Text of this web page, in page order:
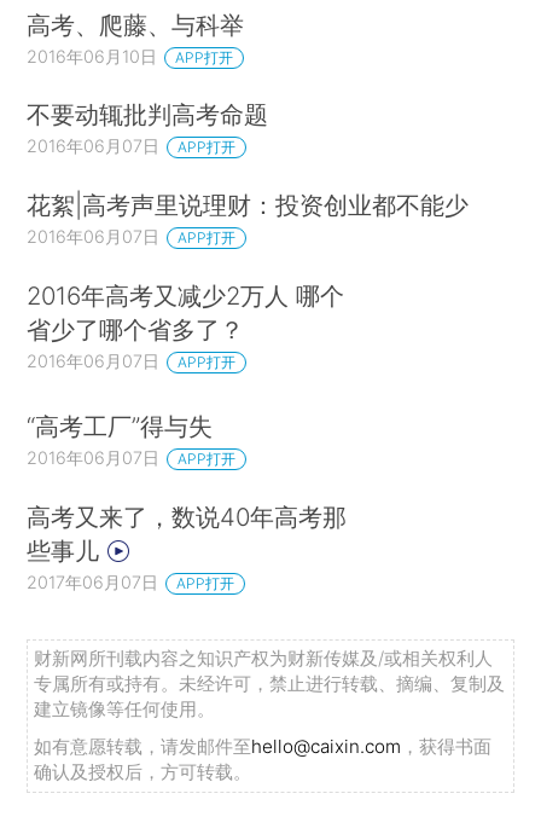
高考、爬藤、与科举
2016年06月10日 APP打开
不要动辄批判高考命题
2016年06月07日 APP打开
花絮|高考声里说理财：投资创业都不能少
2016年06月07日 APP打开
2016年高考又减少2万人 哪个
省少了哪个省多了？
2016年06月07日 APP打开
“高考工厂”得与失
2016年06月07日 APP打开
高考又来了，数说40年高考那
些事儿
2017年06月07日 APP打开
财新网所刊载内容之知识产权为财新传媒及/或相关权利人
专属所有或持有。未经许可，禁止进行转载、摘编、复制及
建立镜像等任何使用。
如有意愿转载，请发邮件至hello@caixin.com ，获得书面
确认及授权后，方可转载。